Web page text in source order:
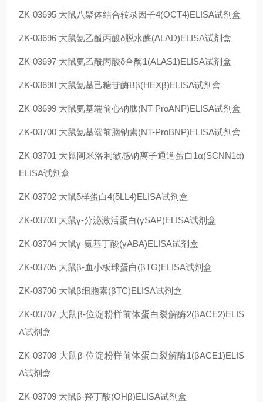
ZK-03695 大鼠八聚体结合转录因子4(OCT4)ELISA试剂盒
ZK-03696 大鼠氨乙酰丙酸δ脱水酶(ALAD)ELISA试剂盒
ZK-03697 大鼠氨乙酰丙酸δ合酶1(ALAS1)ELISA试剂盒
ZK-03698 大鼠氨基己糖苷酶Bβ(HEXβ)ELISA试剂盒
ZK-03699 大鼠氨基端前心钠肽(NT-ProANP)ELISA试剂盒
ZK-03700 大鼠氨基端前脑钠素(NT-ProBNP)ELISA试剂盒
ZK-03701 大鼠阿米洛利敏感钠离子通道蛋白1α(SCNN1α)
ELISA试剂盒
ZK-03702 大鼠δ样蛋白4(δLL4)ELISA试剂盒
ZK-03703 大鼠γ-分泌激活蛋白(γSAP)ELISA试剂盒
ZK-03704 大鼠γ-氨基丁酸(γABA)ELISA试剂盒
ZK-03705 大鼠β-血小板球蛋白(βTG)ELISA试剂盒
ZK-03706 大鼠β细胞素(βTC)ELISA试剂盒
ZK-03707 大鼠β-位淀粉样前体蛋白裂解酶2(βACE2)ELIS
A试剂盒
ZK-03708 大鼠β-位淀粉样前体蛋白裂解酶1(βACE1)ELIS
A试剂盒
ZK-03709 大鼠β-羟丁酸(OHβ)ELISA试剂盒